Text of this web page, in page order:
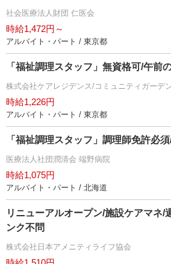
社会医療法人財団 仁医会
時給1,472円～
アルバイト・パート / 東京都
「福祉調理スタッフ」無資格可/午前
株式会社ケアレジデンス/コミュニティガーデ
時給1,226円
アルバイト・パート / 東京都
「福祉調理スタッフ」調理師免許必
医療法人社団潤清会 端野病院
時給1,075円
アルバイト・パート / 北海道
リニューアルオープン/施設ケアマネ/
ンク不問
株式会社日本アメニティライフ協会